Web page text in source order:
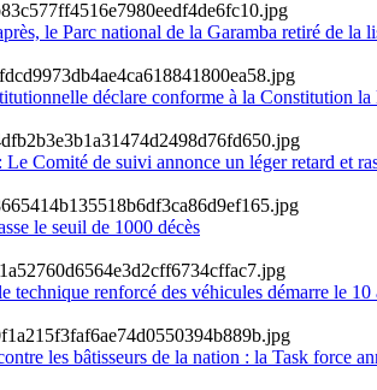
le Parc national de la Garamba retiré de la
déclare conforme à la Constitution la
Comité de suivi annonce un léger retard et
le seuil de 1000 décès
technique renforcé des véhicules démarre le 10
les bâtisseurs de la nation : la Task force